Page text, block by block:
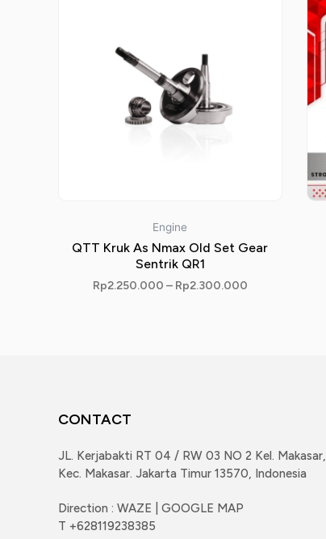
Engine
QTT Kruk As Nmax Old Set Gear
Sentrik QR1
Rp2.250.000 – Rp2.300.000
CONTACT
JL. Kerjabakti RT 04 / RW 03 NO 2 Kel. Makasar,
Kec. Makasar. Jakarta Timur 13570, Indonesia
Direction : WAZE | GOOGLE MAP
T +628119238385